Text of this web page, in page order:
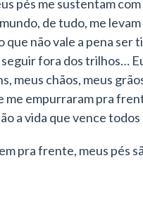
pés me sustentam
de tudo, me
que não vale a pena ser
fora dos trilhos…
meus chãos, meus
me empurraram pra
a vida que vence
pra frente, meus pés